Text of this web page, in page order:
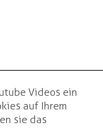
Videos ein
auf Ihrem
sie das